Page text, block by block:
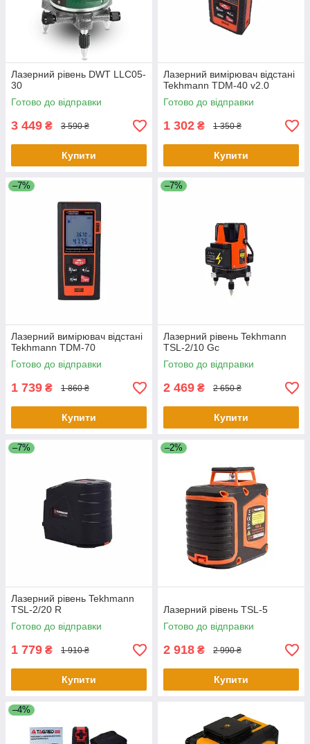
Лазерний рівень DWT LLC05-
30
Готово до відправки
3 449 ₴ 3 590 ₴
Купити
Лазерний вимірювач відстані
Tekhmann TDM-40 v2.0
Готово до відправки
1 302 ₴ 1 350 ₴
Купити
–7%
Лазерний вимірювач відстані
Tekhmann TDM-70
Готово до відправки
1 739 ₴ 1 860 ₴
Купити
–7%
Лазерний рівень Tekhmann
TSL-2/10 Gc
Готово до відправки
2 469 ₴ 2 650 ₴
Купити
–7%
Лазерний рівень Tekhmann
TSL-2/20 R
Готово до відправки
1 779 ₴ 1 910 ₴
Купити
–2%
Лазерний рівень TSL-5
Готово до відправки
2 918 ₴ 2 990 ₴
Купити
–4%